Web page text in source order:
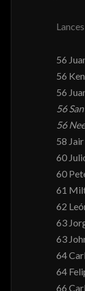
56
56
56
56
56
58
60
60
61
62
63
63
64
64
66